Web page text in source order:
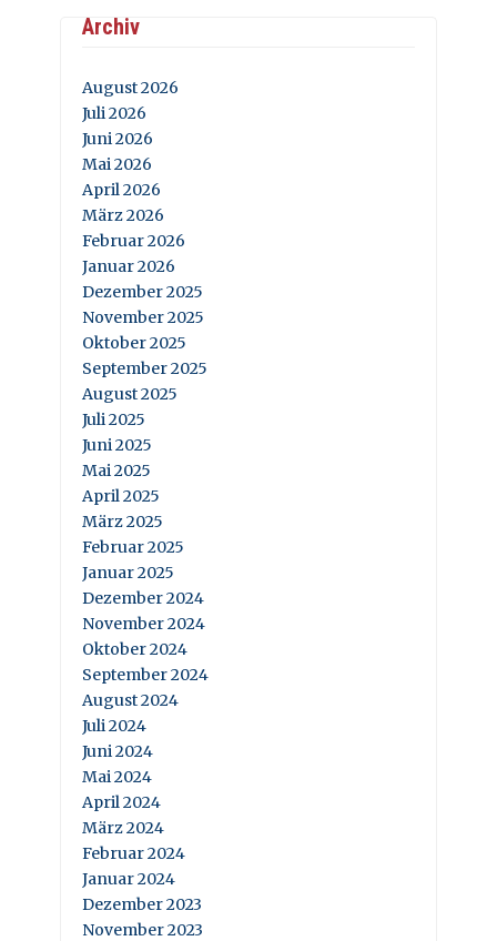
Archiv
August 2026
Juli 2026
Juni 2026
Mai 2026
April 2026
März 2026
Februar 2026
Januar 2026
Dezember 2025
November 2025
Oktober 2025
September 2025
August 2025
Juli 2025
Juni 2025
Mai 2025
April 2025
März 2025
Februar 2025
Januar 2025
Dezember 2024
November 2024
Oktober 2024
September 2024
August 2024
Juli 2024
Juni 2024
Mai 2024
April 2024
März 2024
Februar 2024
Januar 2024
Dezember 2023
November 2023